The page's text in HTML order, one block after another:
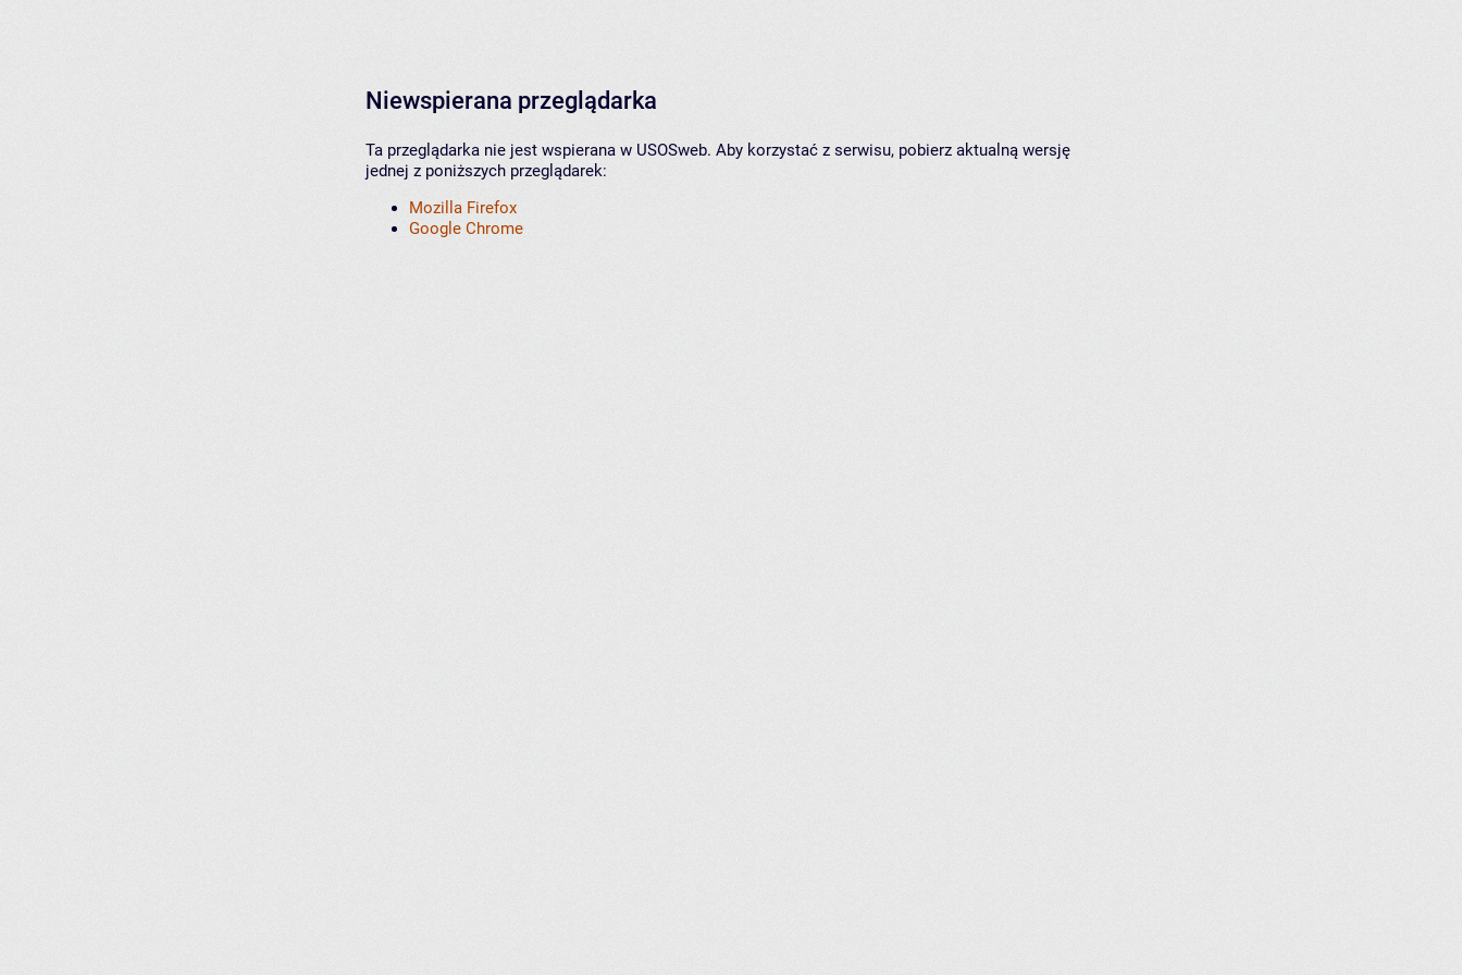
Niewspierana przeglądarka
Ta przeglądarka nie jest wspierana w USOSweb. Aby korzystać z serwisu, pobierz aktualną wersję
jednej z poniższych przeglądarek:
Mozilla Firefox
Google Chrome